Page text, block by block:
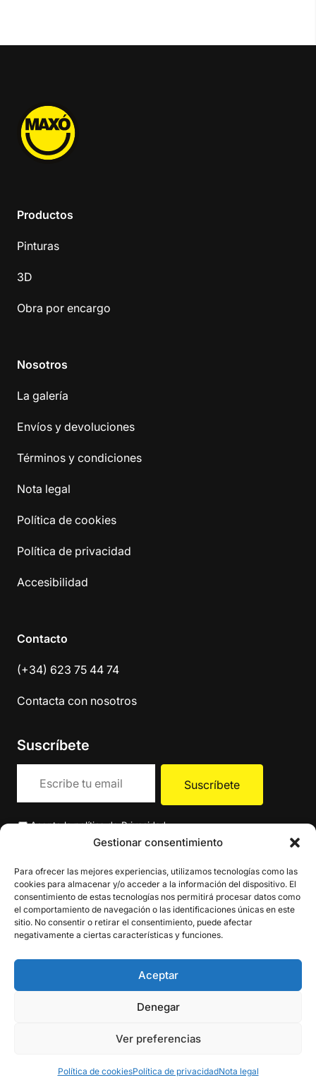
Gestionar consentimiento
Para ofrecer las mejores experiencias, utilizamos tecnologías como las
cookies para almacenar y/o acceder a la información del dispositivo. El
consentimiento de estas tecnologías nos permitirá procesar datos como
el comportamiento de navegación o las identificaciones únicas en este
sitio. No consentir o retirar el consentimiento, puede afectar
negativamente a ciertas características y funciones.
Aceptar
Denegar
Ver preferencias
Política de cookiesPolítica de privacidadNota legal
Productos
Pinturas
3D
Obra por encargo
Nosotros
La galería
Envíos y devoluciones
Términos y condiciones
Nota legal
Política de cookies
Política de privacidad
Accesibilidad
Contacto
(+34) 623 75 44 74
Contacta con nosotros
Suscríbete
Acepto lapolítica de Privacidad.